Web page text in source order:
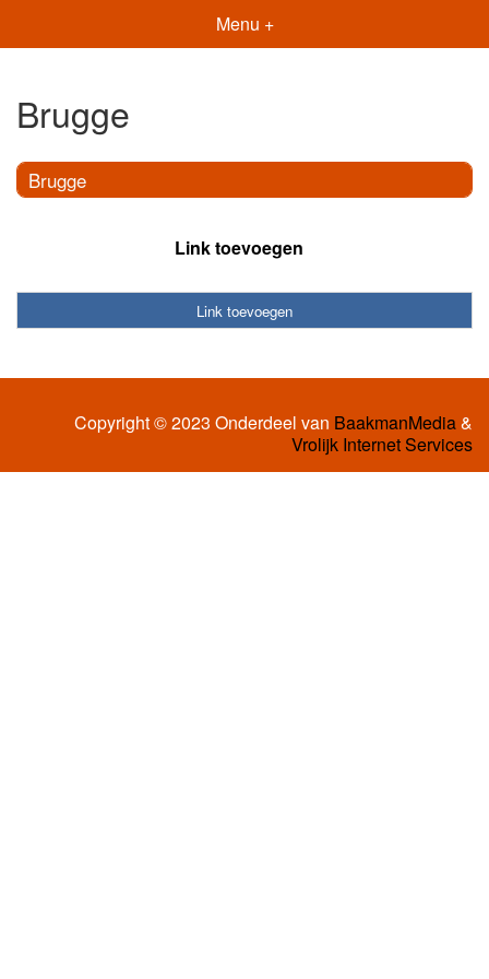
Menu +
Brugge
Brugge
Link toevoegen
Link toevoegen
Copyright © 2023 Onderdeel van BaakmanMedia&
Vrolijk Internet Services